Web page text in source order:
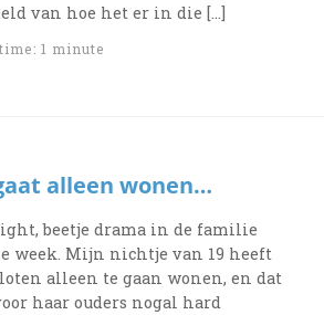
van hoe het er in die […]
1 minute
alleen wonen…
beetje drama in de familie
week. Mijn nichtje van 19 heeft
alleen te gaan wonen, en dat
haar ouders nogal hard